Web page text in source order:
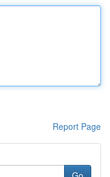
Report Page